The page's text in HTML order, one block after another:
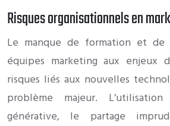
Risques organisationnels en
Le manque de formation et de
équipes marketing aux enjeux
risques liés aux nouvelles
problème majeur.
générative, le partage